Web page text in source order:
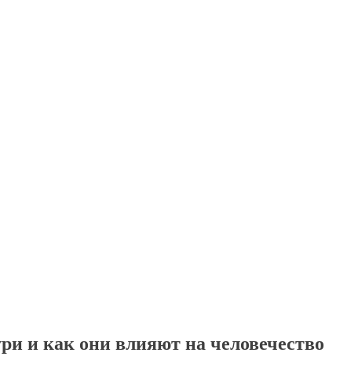
и как они влияют на человечество